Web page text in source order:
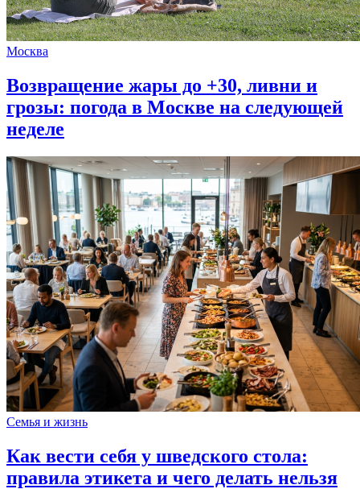
Москва
Возвращение жары до +30, ливни и
грозы: погода в Москве на следующей
неделе
Семья и жизнь
Как вести себя у шведского стола:
правила этикета и чего делать нельзя